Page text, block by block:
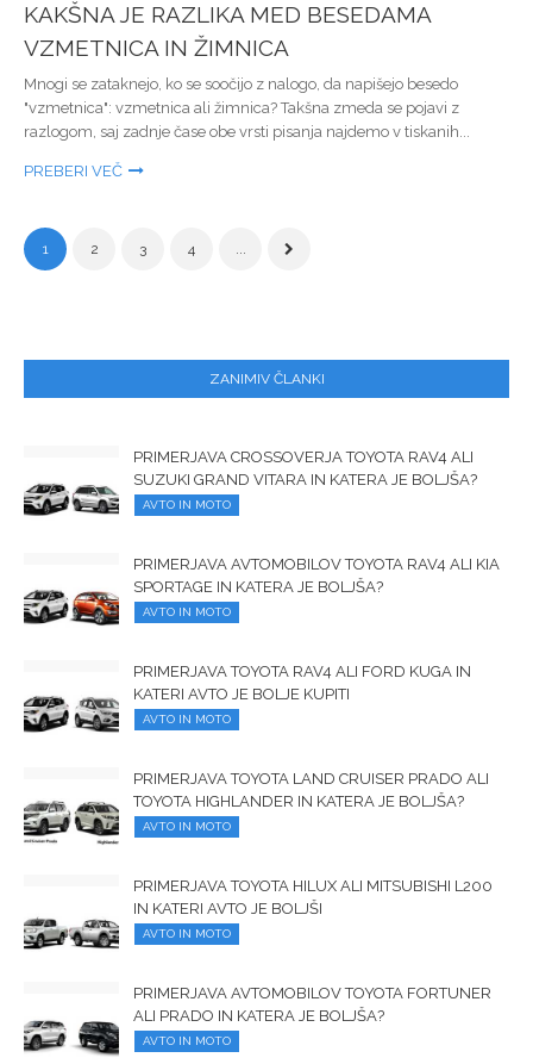
KAKŠNA JE RAZLIKA MED BESEDAMA
VZMETNICA IN ŽIMNICA
Mnogi se zataknejo, ko se soočijo z nalogo, da napišejo besedo
"vzmetnica": vzmetnica ali žimnica? Takšna zmeda se pojavi z
razlogom, saj zadnje čase obe vrsti pisanja najdemo v tiskanih...
PREBERI VEČ
1 2 3 4 ...
ZANIMIV ČLANKI
PRIMERJAVA CROSSOVERJA TOYOTA RAV4 ALI
SUZUKI GRAND VITARA IN KATERA JE BOLJŠA?
AVTO IN MOTO
PRIMERJAVA AVTOMOBILOV TOYOTA RAV4 ALI KIA
SPORTAGE IN KATERA JE BOLJŠA?
AVTO IN MOTO
PRIMERJAVA TOYOTA RAV4 ALI FORD KUGA IN
KATERI AVTO JE BOLJE KUPITI
AVTO IN MOTO
PRIMERJAVA TOYOTA LAND CRUISER PRADO ALI
TOYOTA HIGHLANDER IN KATERA JE BOLJŠA?
AVTO IN MOTO
PRIMERJAVA TOYOTA HILUX ALI MITSUBISHI L200
IN KATERI AVTO JE BOLJŠI
AVTO IN MOTO
PRIMERJAVA AVTOMOBILOV TOYOTA FORTUNER
ALI PRADO IN KATERA JE BOLJŠA?
AVTO IN MOTO